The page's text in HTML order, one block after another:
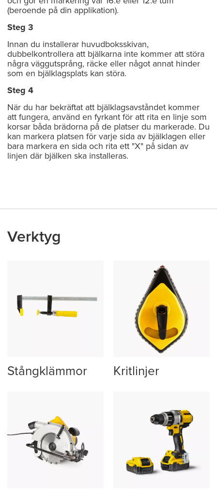
(beroende på din applikation).
Steg 3
Innan du installerar huvudboksskivan,
dubbelkontrollera att bjälkarna inte kommer att störa
några väggutsprång, räcke eller något annat hinder
som en bjälklagsplats kan störa.
Steg 4
När du har bekräftat att bjälklagsavståndet kommer
att fungera, använd en fyrkant för att rita en linje som
korsar båda brädorna på de platser du markerade. Du
kan markera platsen för varje sida av bjälklagen eller
bara markera en sida och rita ett "X" på sidan av
linjen där bjälken ska installeras.
Verktyg
Stångklämmor Kritlinjer